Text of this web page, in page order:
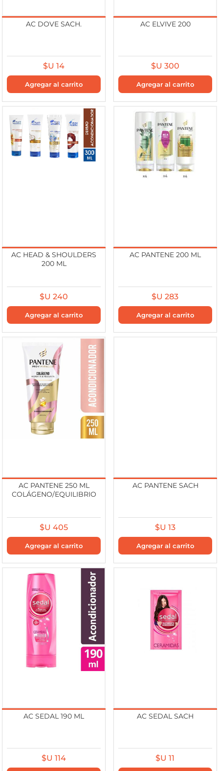
AC DOVE SACH.
$U 14
AC ELVIVE 200
$U 300
AC HEAD & SHOULDERS
200 ML
$U 240
AC PANTENE 200 ML
$U 283
AC PANTENE 250 ML
COLÁGENO/EQUILIBRIO
$U 405
AC PANTENE SACH
$U 13
AC SEDAL 190 ML
$U 114
AC SEDAL SACH
$U 11